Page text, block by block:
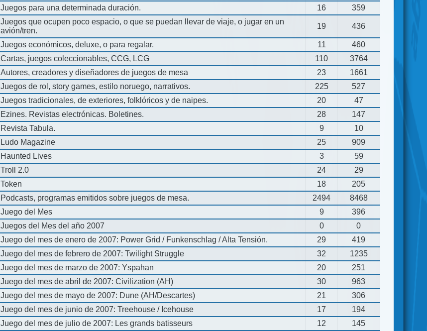
Juegos para una determinada duración. 16 359
Juegos que ocupen poco espacio, o que se puedan llevar de viaje, o jugar en un
avión/tren.
19 436
Juegos económicos, deluxe, o para regalar. 11
460
Cartas, juegos coleccionables, CCG, LCG 110
3764
Autores, creadores y diseñadores de juegos de mesa 23
1661
Juegos de rol, story games, estilo noruego, narrativos. 225
527
Juegos tradicionales, de exteriores, folklóricos y de naipes. 20
47
Ezines. Revistas electrónicas. Boletines. 28
147
Revista Tabula. 9
10
Ludo Magazine 25
909
Haunted Lives 3
59
Troll 2.0 24
29
Token 18
205
Podcasts, programas emitidos sobre juegos de mesa. 2494
8468
Juego del Mes 9
396
Juegos del Mes del año 2007 0
0
Juego del mes de enero de 2007: Power Grid / Funkenschlag / Alta Tensión. 29
419
Juego del mes de febrero de 2007: Twilight Struggle 32
1235
Juego del mes de marzo de 2007: Yspahan 20
251
Juego del mes de abril de 2007: Civilization (AH) 30
963
Juego del mes de mayo de 2007: Dune (AH/Descartes) 21
306
Juego del mes de junio de 2007: Treehouse / Icehouse 17
194
Juego del mes de julio de 2007: Les grands batisseurs 12
145